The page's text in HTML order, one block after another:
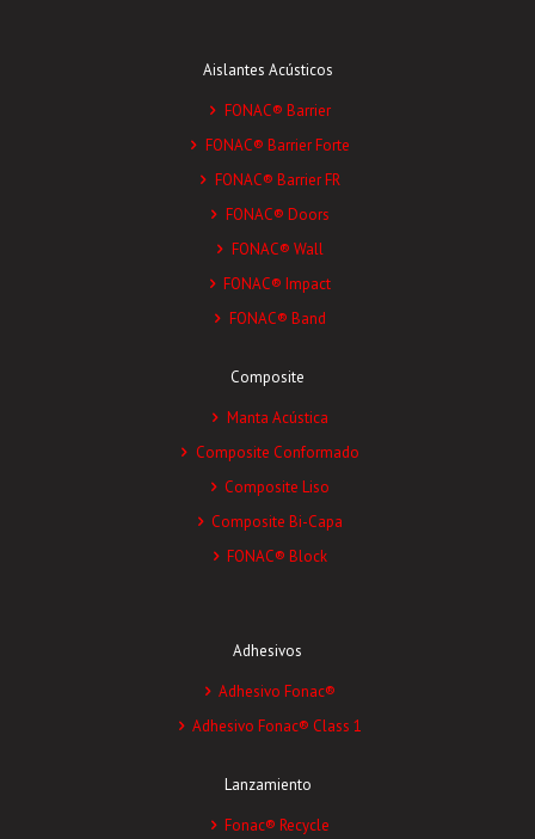
Aislantes Acústicos
FONAC® Barrier
FONAC® Barrier Forte
FONAC® Barrier FR
FONAC® Doors
FONAC® Wall
FONAC® Impact
FONAC® Band
Composite
Manta Acústica
Composite Conformado
Composite Liso
Composite Bi-Capa
FONAC® Block
Adhesivos
Adhesivo Fonac®
Adhesivo Fonac® Class 1
Lanzamiento
Fonac® Recycle